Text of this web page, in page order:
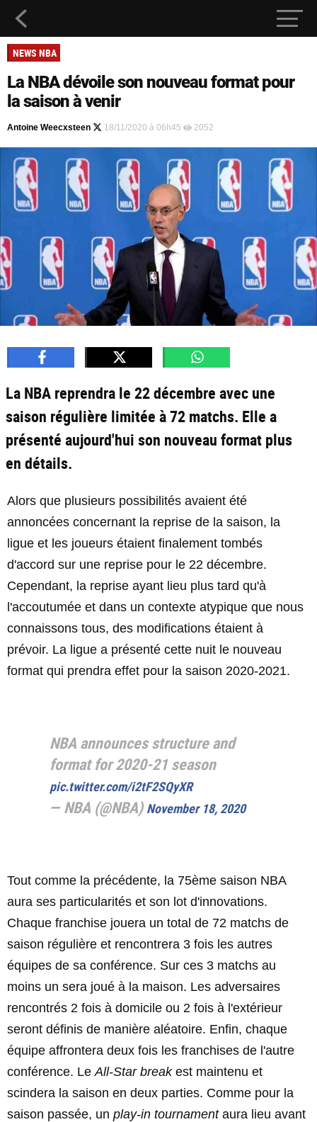
NEWS NBA
La NBA dévoile son nouveau format pour
la saison à venir
Antoine Weecxsteen 18/11/2020 à 06h45 2052
La NBA reprendra le 22 décembre avec une
saison régulière limitée à 72 matchs. Elle a
présenté aujourd'hui son nouveau format plus
en détails.
Alors que plusieurs possibilités avaient été
annoncées concernant la reprise de la saison, la
ligue et les joueurs étaient finalement tombés
d'accord sur une reprise pour le 22 décembre.
Cependant, la reprise ayant lieu plus tard qu'à
l'accoutumée et dans un contexte atypique que nous
connaissons tous, des modifications étaient à
prévoir. La ligue a présenté cette nuit le nouveau
format qui prendra effet pour la saison 2020-2021.
NBA announces structure and
format for 2020-21 season
pic.twitter.com/i2tF2SQyXR
— NBA (@NBA) November 18, 2020
Tout comme la précédente, la 75ème saison NBA
aura ses particularités et son lot d'innovations.
Chaque franchise jouera un total de 72 matchs de
saison régulière et rencontrera 3 fois les autres
équipes de sa conférence. Sur ces 3 matchs au
moins un sera joué à la maison. Les adversaires
rencontrés 2 fois à domicile ou 2 fois à l'extérieur
seront définis de manière aléatoire. Enfin, chaque
équipe affrontera deux fois les franchises de l'autre
conférence. LeAll-Star breakest maintenu et
scindera la saison en deux parties. Comme pour la
saison passée, un play-in tournamentaura lieu avant